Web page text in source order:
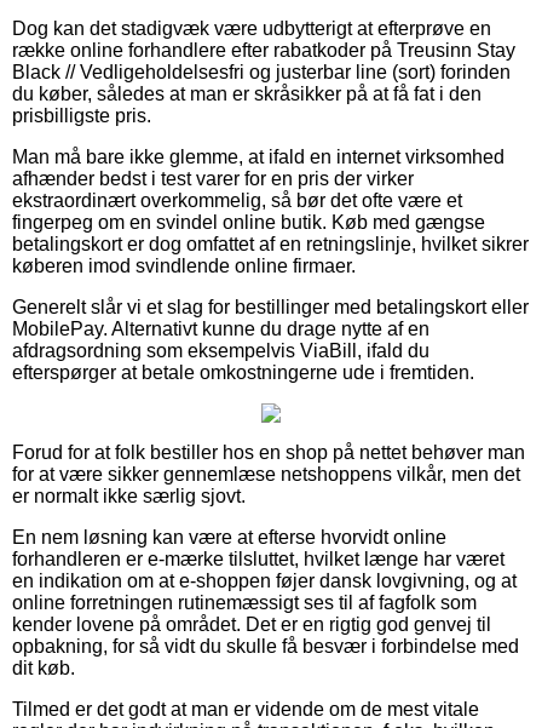
Dog kan det stadigvæk være udbytterigt at efterprøve en
række online forhandlere efter rabatkoder på Treusinn Stay
Black // Vedligeholdelsesfri og justerbar line (sort) forinden
du køber, således at man er skråsikker på at få fat i den
prisbilligste pris.
Man må bare ikke glemme, at ifald en internet virksomhed
afhænder bedst i test varer for en pris der virker
ekstraordinært overkommelig, så bør det ofte være et
fingerpeg om en svindel online butik. Køb med gængse
betalingskort er dog omfattet af en retningslinje, hvilket sikrer
køberen imod svindlende online firmaer.
Generelt slår vi et slag for bestillinger med betalingskort eller
MobilePay. Alternativt kunne du drage nytte af en
afdragsordning som eksempelvis ViaBill, ifald du
efterspørger at betale omkostningerne ude i fremtiden.
Forud for at folk bestiller hos en shop på nettet behøver man
for at være sikker gennemlæse netshoppens vilkår, men det
er normalt ikke særlig sjovt.
En nem løsning kan være at efterse hvorvidt online
forhandleren er e-mærke tilsluttet, hvilket længe har været
en indikation om at e-shoppen føjer dansk lovgivning, og at
online forretningen rutinemæssigt ses til af fagfolk som
kender lovene på området. Det er en rigtig god genvej til
opbakning, for så vidt du skulle få besvær i forbindelse med
dit køb.
Tilmed er det godt at man er vidende om de mest vitale